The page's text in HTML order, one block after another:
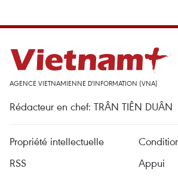
AGENCE VIETNAMIENNE D'INFORMATION (VNA)
Rédacteur en chef: TRÂN TIÊN DUÂN
Propriété intellectuelle
RSS
Appui